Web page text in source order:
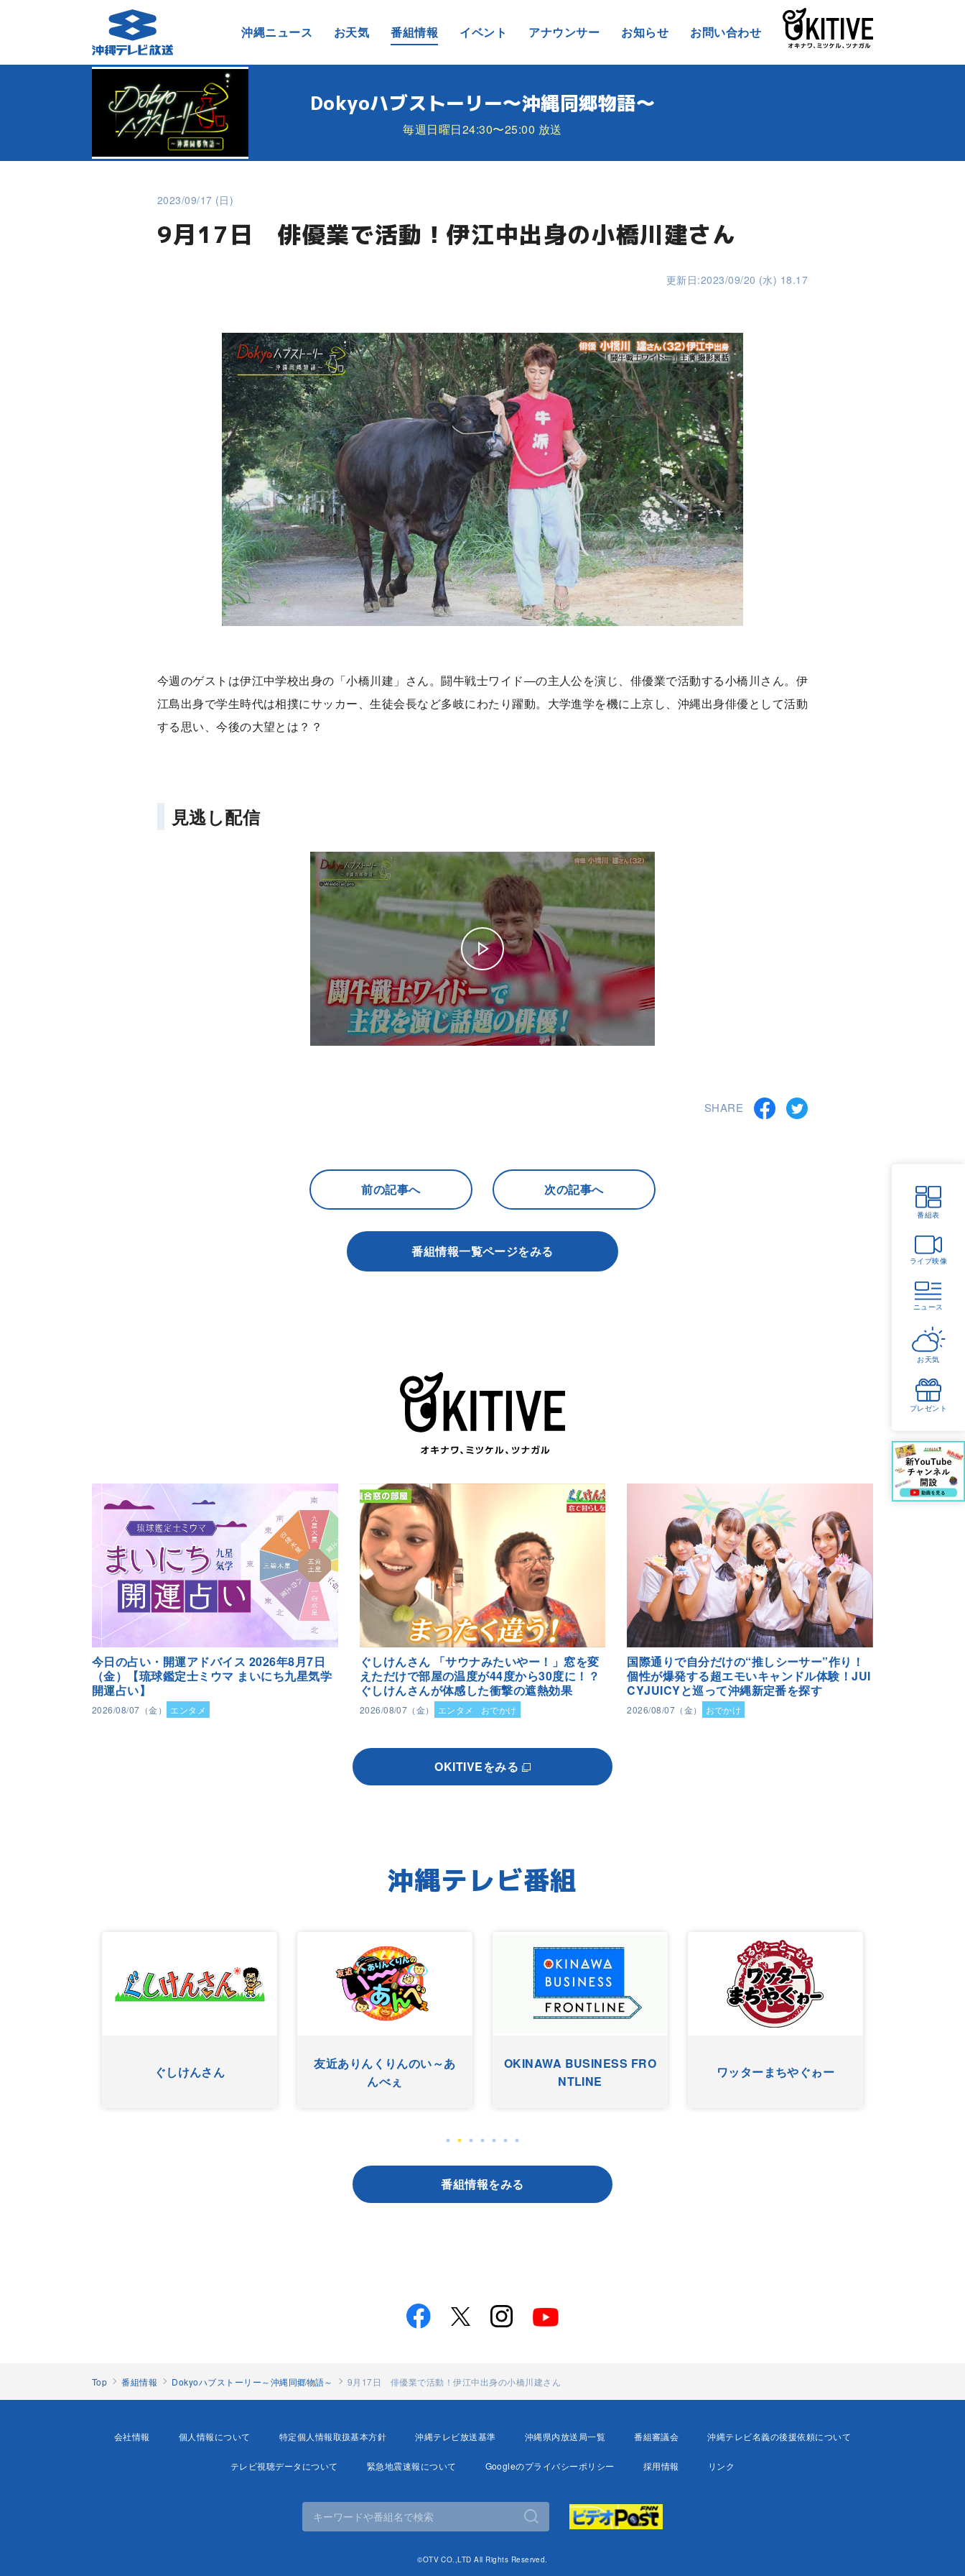
沖縄ニュース お天気 番組情報 イベント アナウンサー お知らせ お問い合わせ
番組表
ライブ映像
ニュース
お天気
プレゼント
Dokyoハブストーリー～沖縄同郷物語～
毎週日曜日24:30〜25:00 放送
2023/09/17 (日)
9月17日 俳優業で活動！伊江中出身の小橋川建さん
更新日:2023/09/20 (水) 18.17
今週のゲストは伊江中学校出身の「小橋川建」さん。闘牛戦士ワイド―の主人公を演じ、俳優業で活動する小橋川さん。伊
江島出身で学生時代は相撲にサッカー、生徒会長など多岐にわたり躍動。大学進学を機に上京し、沖縄出身俳優として活動
する思い、今後の大望とは？？
見逃し配信
SHARE
前の記事へ 次の記事へ
番組情報一覧ページをみる
今日の占い・開運アドバイス 2026年8月7日
（金）【琉球鑑定士ミウマ まいにち九星気学
開運占い】
2026/08/07（金） エンタメ
ぐしけんさん 「サウナみたいやー！」窓を変
えただけで部屋の温度が44度から30度に！？
ぐしけんさんが体感した衝撃の遮熱効果
2026/08/07（金） エンタメ おでかけ
国際通りで自分だけの“推しシーサー”作り！
個性が爆発する超エモいキャンドル体験！JUI
CYJUICYと巡って沖縄新定番を探す
2026/08/07（金） おでかけ
OKITIVEをみる
沖縄テレビ番組
OKINAWA BUSINESS FRO
NTLINE
ワッターまちやぐゎー HYゴーゴーゴーヤー アニマルＳＵＮ
番組情報をみる
Top 番組情報 Dokyoハブストーリー～沖縄同郷物語～ 9月17日 俳優業で活動！伊江中出身の小橋川建さん
会社情報 個人情報について 特定個人情報取扱基本方針 沖縄テレビ放送基準 沖縄県内放送局一覧 番組審議会 沖縄テレビ名義の後援依頼について
テレビ視聴データについて 緊急地震速報について Googleのプライバシーポリシー 採用情報 リンク
©OTV CO.,LTD All Rights Reserved.